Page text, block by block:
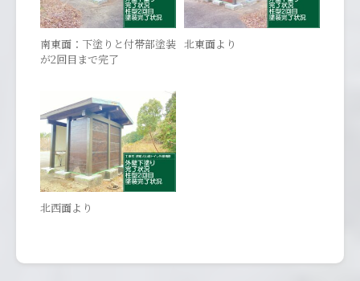
南東面：下塗りと付帯部塗装
が2回目まで完了
北東面より
北西面より